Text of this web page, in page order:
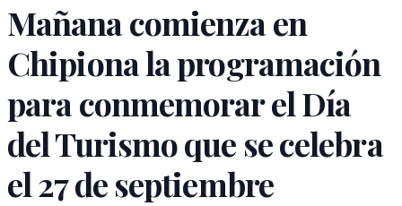
Mañana comienza en
Chipiona la programación
para conmemorar el Día
del Turismo que se celebra
el 27 de septiembre